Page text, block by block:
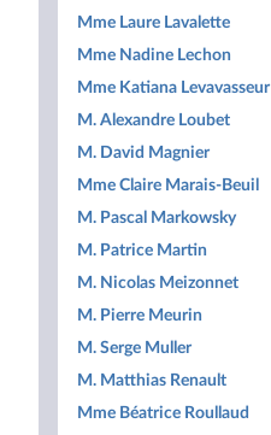
Mme Laure Lavalette
Mme Nadine Lechon
Mme Katiana Levavasseur
M. Alexandre Loubet
M. David Magnier
Mme Claire Marais-Beuil
M. Pascal Markowsky
M. Patrice Martin
M. Nicolas Meizonnet
M. Pierre Meurin
M. Serge Muller
M. Matthias Renault
Mme Béatrice Roullaud